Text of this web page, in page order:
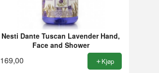
Nesti Dante Tuscan Lavender Hand,
Face and Shower
169,00 Kjøp